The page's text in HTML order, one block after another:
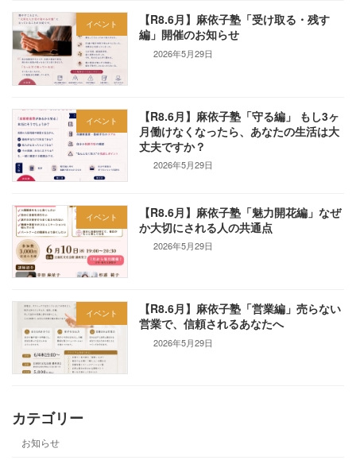
イベント
【R8.6月】麻依子塾「受け取る・残す
編」開催のお知らせ
2026年5月29日
イベント
【R8.6月】麻依子塾「守る編」 もし3ヶ
月働けなくなったら、あなたの生活は大
丈夫ですか？
2026年5月29日
イベント
【R8.6月】麻依子塾「魅力開花編」なぜ
か大切にされる人の共通点
2026年5月29日
イベント
【R8.6月】麻依子塾「営業編」売らない
営業で、信頼されるあなたへ
2026年5月29日
カテゴリー
お知らせ